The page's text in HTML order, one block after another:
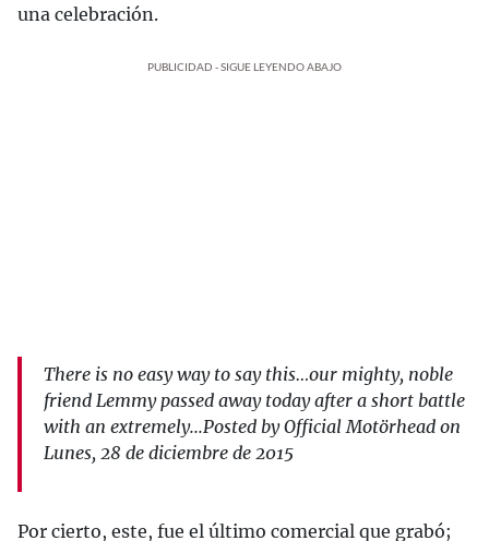
una celebración.
PUBLICIDAD - SIGUE LEYENDO ABAJO
There is no easy way to say this…our mighty, noble
friend Lemmy passed away today after a short battle
with an extremely...Posted by Official Motörhead on
Lunes, 28 de diciembre de 2015
Por cierto, este, fue el último comercial que grabó;